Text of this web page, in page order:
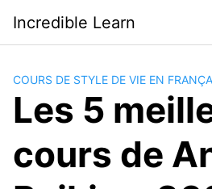
contenido
Incredible Learn
COURS DE STYLE DE VIE EN
Les 5
cours de